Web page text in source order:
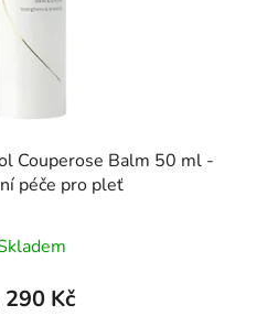
Couperose Balm 50 ml -
péče pro pleť
290 Kč